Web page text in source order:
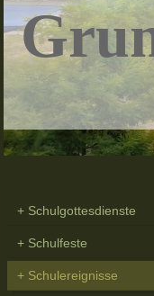
Schulgottesdienste
Schulfeste
Schulereignisse